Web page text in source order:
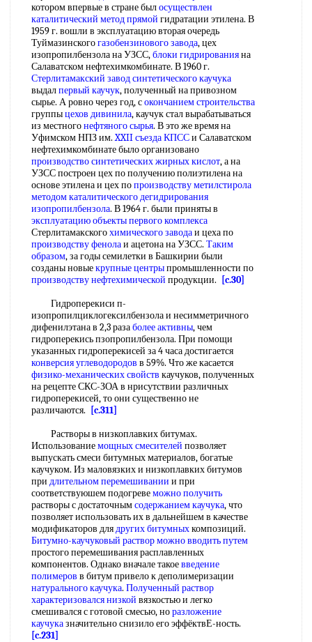
котором впервые в стране былосуществлен
каталитический метод прямой гидратации этилена. В
1959 г. вошли в эксплуатацию вторая очередь
Туймазинскогогазобензинового завода, цех
изопропилбензола на УЗСС,блоки гидрированияна
Салаватском нефтехимкомбинате. В 1960 г.
Стерлитамакский завод синтетического каучука
выдалпервый каучук, полученный на привозном
сырье. А ровно через год, сокончанием строительства
группыцехов дивинила, каучук стал вырабатываться
из местногонефтяного сырья. В это же время на
Уфимском НПЗ им.XXII съезда КПССи Салаватском
нефтехимкомбинате было организовано
производство синтетических жирных кислот, а на
УЗСС построен цех по получению полиэтилена на
основе этилена и цех попроизводству метилстирола
методом каталитическогодегидрирования
изопропилбензола. В 1964 г. были приняты в
эксплуатацию объектыпервого комплекса
Стерлитамакскогохимического заводаи цеха по
производству фенолаи ацетона на УЗСС. Таким
образом, за годы семилетки в Башкирии были
созданы новыекрупные центрыпромышленности по
производству нефтехимической продукции.
[c.30]
Гидроперекиси п-
изопропилциклогексилбензола и несимметричного
дифенилэтана в 2,3 разаболее активны, чем
гидроперекись пзопропилбензола. При помощи
указанных гидроперекисей за 4 часа достигается
конверсия углеводородов в 59%. Что же касается
физико-механических свойств каучуков, полученных
на рецепте СКС-ЗОА в нрисутствии различных
гидроперекисей, то они существенно не
различаются.
[c.311]
Растворы в низкоплавких битумах.
Использованиемощных смесителей позволяет
выпускать смеси битумных материалов, богатые
каучуком. Из маловязких и низкоплавких битумов
при длительном перемешивании и при
соответствуюшем подогревеможно получить
растворы с достаточнымсодержанием каучука, что
позволяет использовать их в дальнейшем в качестве
модификаторов длядругих битумныхкомпозиций.
Битумно-каучуковый раствор можновводить путем
простого перемешивания расплавленных
компонентов. Однако вначале такоевведение
полимеров в битум привело к деполимеризации
натурального каучука. Полученный раствор
характеризовался низкой вязкостью и легко
смешивался с готовой смесью, норазложение
каучуказначительно снизило его эффёктвЕ-ность.
[c.231]